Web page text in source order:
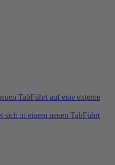
TabFührt auf eine externe
sich in einem neuen TabFührt